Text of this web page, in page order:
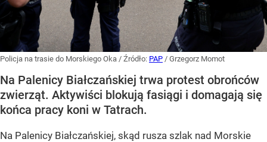
Policja na trasie do Morskiego Oka / Źródło: PAP / Grzegorz Momot
Na Palenicy Białczańskiej trwa protest obrońców
zwierząt. Aktywiści blokują fasiągi i domagają się
końca pracy koni w Tatrach.
Na Palenicy Białczańskiej, skąd rusza szlak nad Morskie